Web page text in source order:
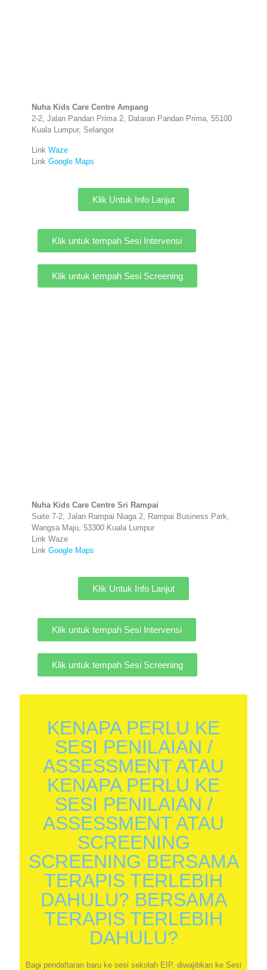
Nuha Kids Care Centre Ampang
2-2, Jalan Pandan Prima 2, Dataran Pandan Prima, 55100
Kuala Lumpur, Selangor
Link Waze
Link Google Maps
Klik Untuk Info Lanjut
Klik untuk tempah Sesi Intervensi
Klik untuk tempah Sesi Screening
Nuha Kids Care Centre Sri Rampai
Suite 7-2, Jalan Rampai Niaga 2, Rampai Business Park,
Wangsa Maju, 53300 Kuala Lumpur
Link Waze
Link Google Maps
Klik Untuk Info Lanjut
Klik untuk tempah Sesi Intervensi
Klik untuk tempah Sesi Screening
KENAPA PERLU KE
SESI PENILAIAN /
ASSESSMENT ATAU
KENAPA PERLU KE
SESI PENILAIAN /
ASSESSMENT ATAU
SCREENING
SCREENING BERSAMA
TERAPIS TERLEBIH
DAHULU? BERSAMA
TERAPIS TERLEBIH
DAHULU?
Bagi pendaftaran baru ke sesi sekolah EIP, diwajibkan ke Sesi